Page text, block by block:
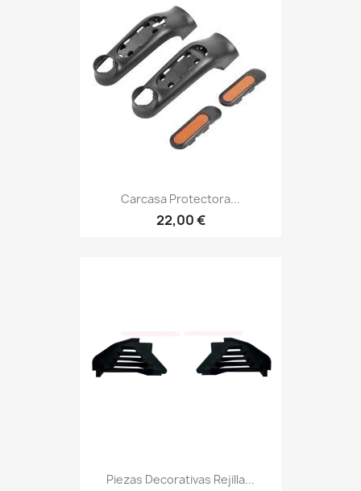
Carcasa Protectora...
22,00 €
Piezas Decorativas Rejilla...